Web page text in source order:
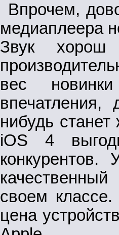
Впрочем,
медиаплеера
Звук
вес
нибудь
iOS 4
своем классе.
цена